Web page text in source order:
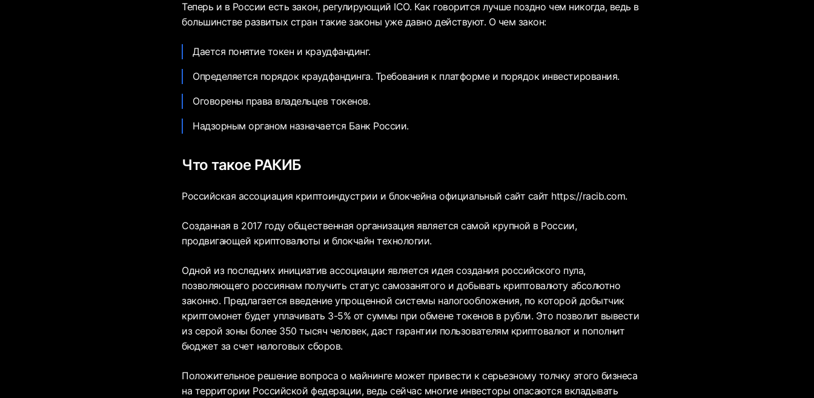
Теперь и в России есть закон, регулирующий ICO. Как говорится лучше поздно чем никогда, ведь в
большинстве развитых стран такие законы уже давно действуют. О чем закон:
Дается понятие токен и краудфандинг.
Определяется порядок краудфандинга. Требования к платформе и порядок инвестирования.
Оговорены права владельцев токенов.
Надзорным органом назначается Банк России.
Что такое РАКИБ
Российская ассоциация криптоиндустрии и блокчейна официальный сайт сайт https://racib.com.
Созданная в 2017 году общественная организация является самой крупной в России,
продвигающей криптовалюты и блокчайн технологии.
Одной из последних инициатив ассоциации является идея создания российского пула,
позволяющего россиянам получить статус самозанятого и добывать криптовалюту абсолютно
законно. Предлагается введение упрощенной системы налогообложения, по которой добытчик
криптомонет будет уплачивать 3-5% от суммы при обмене токенов в рубли. Это позволит вывести
из серой зоны более 350 тысяч человек, даст гарантии пользователям криптовалют и пополнит
бюджет за счет налоговых сборов.
Положительное решение вопроса о майнинге может привести к серьезному толчку этого бизнеса
на территории Российской федерации, ведь сейчас многие инвесторы опасаются вкладывать